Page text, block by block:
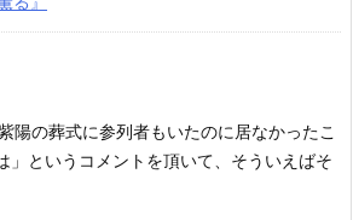
陽の葬式に参列者もいたのに居なかったこ
」というコメントを頂いて、そういえばそ